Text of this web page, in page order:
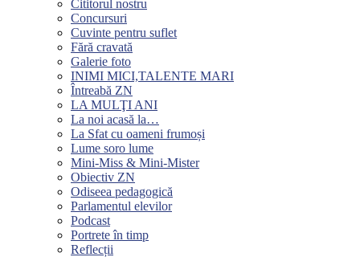
Cititorul nostru
Concursuri
Cuvinte pentru suflet
Fără cravată
Galerie foto
INIMI MICI,TALENTE MARI
Întreabă ZN
LA MULŢI ANI
La noi acasă la…
La Sfat cu oameni frumoși
Lume soro lume
Mini-Miss & Mini-Mister
Obiectiv ZN
Odiseea pedagogică
Parlamentul elevilor
Podcast
Portrete în timp
Reflecții